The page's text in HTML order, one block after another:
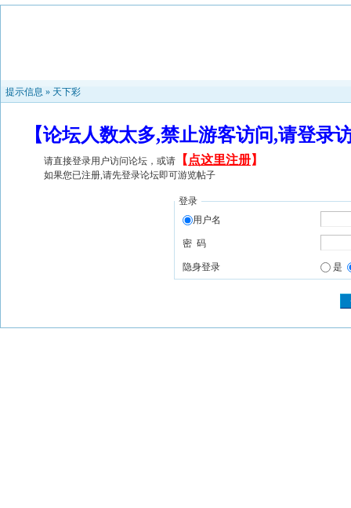
提示信息 » 天下彩
【论坛人数太多,禁止游客访问,请登
请直接登录用户访问论坛，或请 【 点这里注册】
如果您已注册,请先登录论坛即可游览帖子
登录
用户名
密 码
隐身登录 是